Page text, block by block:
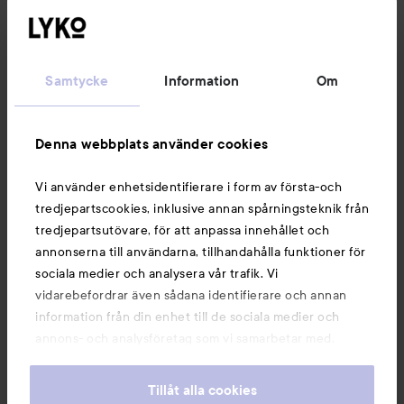
Samtycke Information Om
Denna webbplats använder cookies
Vi använder enhetsidentifierare i form av första-och
tredjepartscookies, inklusive annan spårningsteknik från
tredjepartsutövare, för att anpassa innehållet och
annonserna till användarna, tillhandahålla funktioner för
sociala medier och analysera vår trafik. Vi
vidarebefordrar även sådana identifierare och annan
information från din enhet till de sociala medier och
annons- och analysföretag som vi samarbetar med.
information som du har tillhandahållit eller som de har
Tillåt alla cookies
Du kanske också gillar